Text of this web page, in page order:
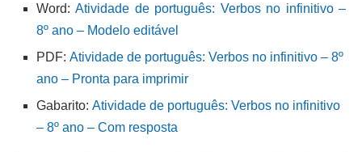
Word:Atividade de português: Verbos no infinitivo –
8º ano – Modelo editável
PDF: Atividade de português: Verbos no infinitivo – 8º
ano – Pronta para imprimir
Gabarito: Atividade de português: Verbos no infinitivo
– 8º ano – Com resposta